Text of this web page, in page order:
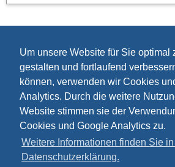
Um unsere Website für Sie optimal
gestalten und fortlaufend
können, verwenden wir Cookies
Analytics. Durch die weitere
Website stimmen sie der
Cookies und Google Analytics zu.
Weitere Informationen finden Sie
Datenschutzerklärung.